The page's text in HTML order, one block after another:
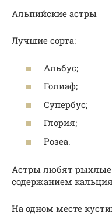
Альпийские астры
Лучшие сорта:
Альбус;
Голиаф;
Супербус;
Глория;
Розеа.
Астры любят
содержанием
На одном месте